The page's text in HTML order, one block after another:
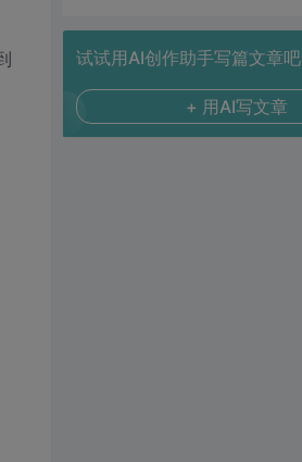
试试用AI创作助手写篇文章吧
+ 用AI写文章